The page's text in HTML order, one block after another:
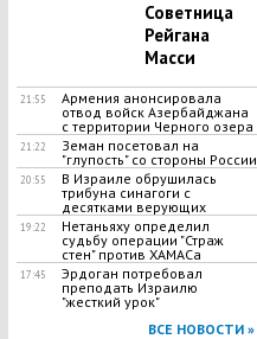
Советница
Рейгана
Масси
21:55
Армения анонсировала
отвод войск Азербайджана
с территории Черного озера
21:22
Земан посетовал на
"глупость" со стороны России
20:55
В Израиле обрушилась
трибуна синагоги с
десятками верующих
19:22
Нетаньяху определил
судьбу операции "Страж
стен" против ХАМАСа
17:45
Эрдоган потребовал
преподать Израилю
"жесткий урок"
ВСЕ НОВОСТИ »